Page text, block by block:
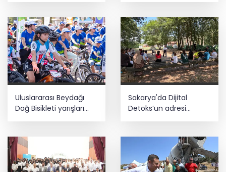
Uluslararası Beydağı
Dağ Bisikleti yarışları
sona erdi
Sakarya'da Dijital
Detoks’un adresi
Macera Park oldu